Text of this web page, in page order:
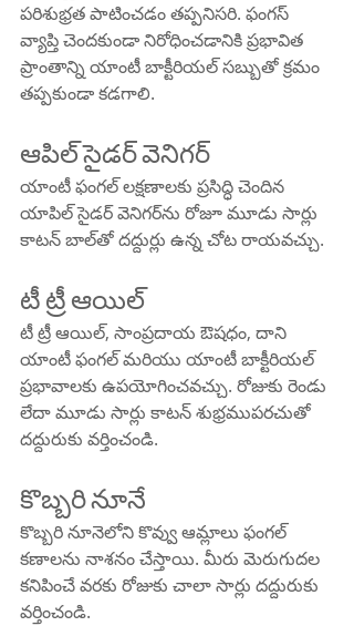
పరిశుభ్రత పాటించడం తప్పనిసరి. ఫంగస్
వ్యాప్తి చెందకుండా నిరోధించడానికి ప్రభావిత
ప్రాంతాన్ని యాంటీ బాక్టీరియల్ సబ్బుతో క్రమం
తప్పకుండా కడగాలి.
ఆపిల్ సైడర్ వెనిగర్
యాంటీ ఫంగల్ లక్షణాలకు ప్రసిద్ధి చెందిన
యాపిల్ సైడర్ వెనిగర్‌ను రోజూ మూడు సార్లు
కాటన్ బాల్‌తో దద్దుర్లు ఉన్న చోట రాయవచ్చు.
టీ ట్రీ ఆయిల్
టీ ట్రీ ఆయిల్, సాంప్రదాయ ఔషధం, దాని
యాంటీ ఫంగల్ మరియు యాంటీ బాక్టీరియల్
ప్రభావాలకు ఉపయోగించవచ్చు. రోజుకు రెండు
లేదా మూడు సార్లు కాటన్ శుభ్రముపరచుతో
దద్దురుకు వర్తించండి.
కొబ్బరి నూనే
కొబ్బరి నూనెలోని కొవ్వు ఆమ్లాలు ఫంగల్
కణాలను నాశనం చేస్తాయి. మీరు మెరుగుదల
కనిపించే వరకు రోజుకు చాలా సార్లు దద్దురుకు
వర్తించండి.